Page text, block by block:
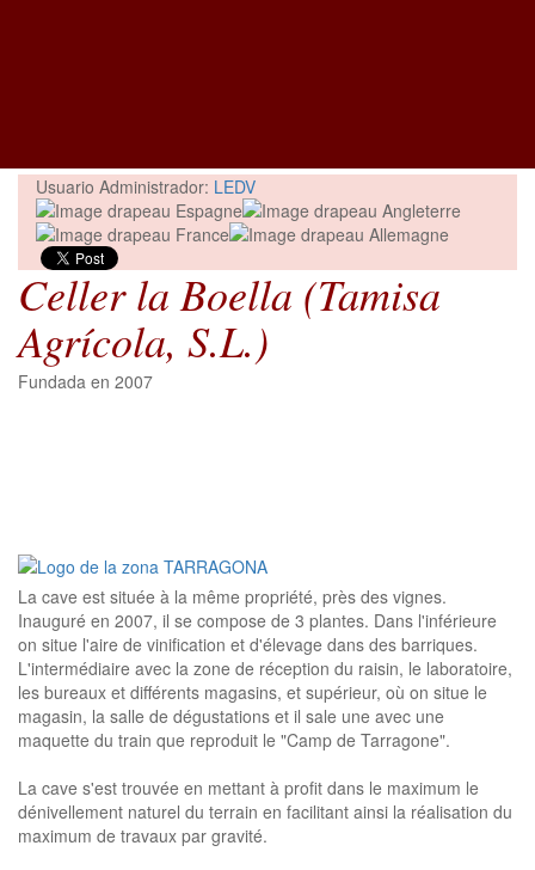
Usuario Administrador: LEDV
Celler la Boella (Tamisa
Agrícola, S.L.)
Fundada en 2007
La cave est située à la même propriété, près des vignes.
Inauguré en 2007, il se compose de 3 plantes. Dans l'inférieure
on situe l'aire de vinification et d'élevage dans des barriques.
L'intermédiaire avec la zone de réception du raisin, le laboratoire,
les bureaux et différents magasins, et supérieur, où on situe le
magasin, la salle de dégustations et il sale une avec une
maquette du train que reproduit le "Camp de Tarragone".
La cave s'est trouvée en mettant à profit dans le maximum le
dénivellement naturel du terrain en facilitant ainsi la réalisation du
maximum de travaux par gravité.